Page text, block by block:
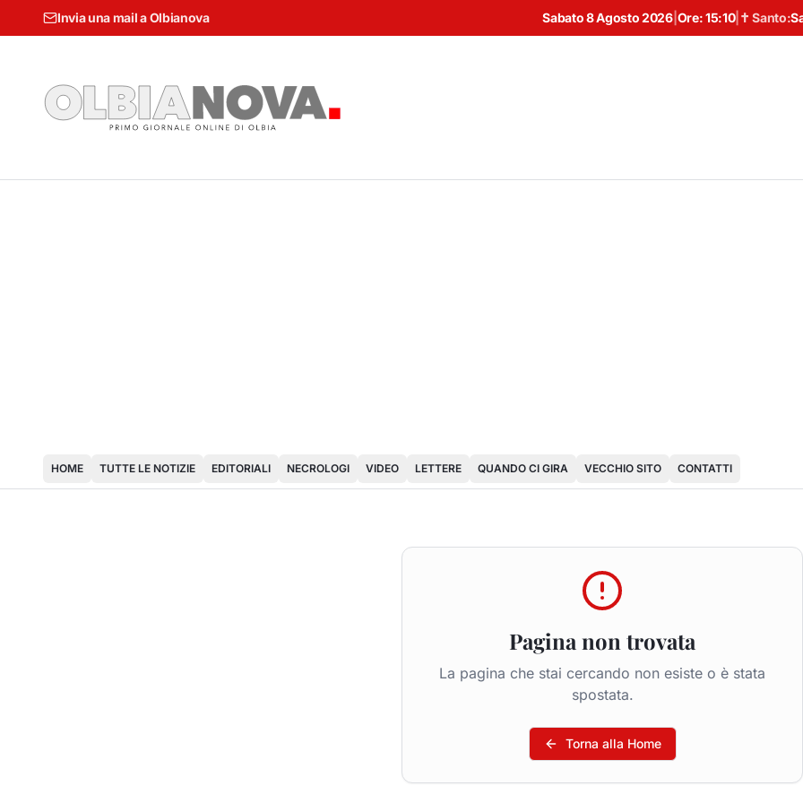
Invia una mail a Olbianova Sabato 8 Agosto 2026| Ore:15:10| ✝ Santo:
HOME TUTTE LE NOTIZIE EDITORIALI NECROLOGI VIDEO LETTERE QUANDO CI GIRA VECCHIO SITO CONTATTI
Pagina non trovata
La pagina che stai cercando non esiste o è stata
spostata.
Torna alla Home